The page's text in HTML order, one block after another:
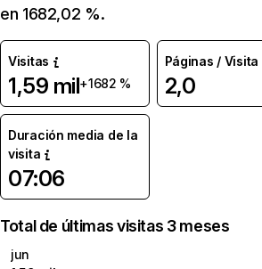
en 1682,02 %.
Visitas
1,59 mil+1682 %
Páginas / Visita
2,0
Duración media de la
visita
07:06
Total de últimas visitas 3 meses
jun